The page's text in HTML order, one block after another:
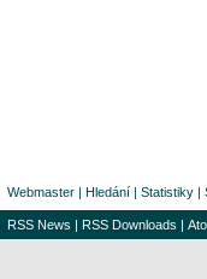
Webmaster | Hledání | Statistiky |
RSS News | RSS Downloads |